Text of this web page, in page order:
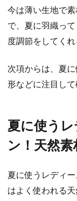
今は薄い生地で
で、夏に羽織っ
度調節をしてく
次項からは、夏
形などに注目して
夏に使う
ン！天然
夏に使うレディ
はよく使われる